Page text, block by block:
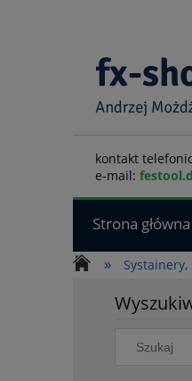
kontakt
e-mail:
Strona główna
»